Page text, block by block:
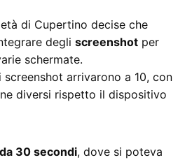
di Cupertino decise che
degliscreenshot per
schermate.
screenshot arrivarono a 10, con
diversi rispetto il dispositivo
30 secondi, dove si poteva